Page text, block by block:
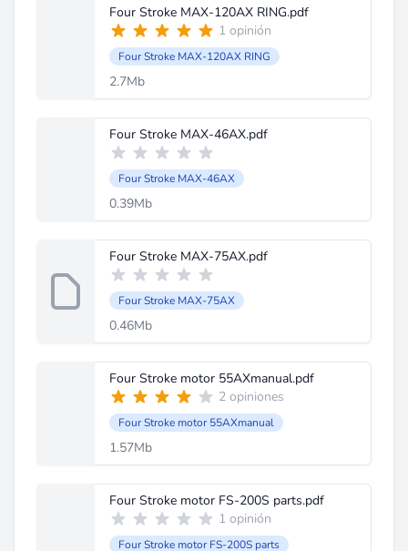
Four Stroke MAX-120AX RING.pdf
1 opinión
Four Stroke MAX-120AX RING
2.7Mb
Four Stroke MAX-46AX.pdf
Four Stroke MAX-46AX
0.39Mb
Four Stroke MAX-75AX.pdf
Four Stroke MAX-75AX
0.46Mb
Four Stroke motor 55AXmanual.pdf
2 opiniones
Four Stroke motor 55AXmanual
1.57Mb
Four Stroke motor FS-200S parts.pdf
1 opinión
Four Stroke motor FS-200S parts